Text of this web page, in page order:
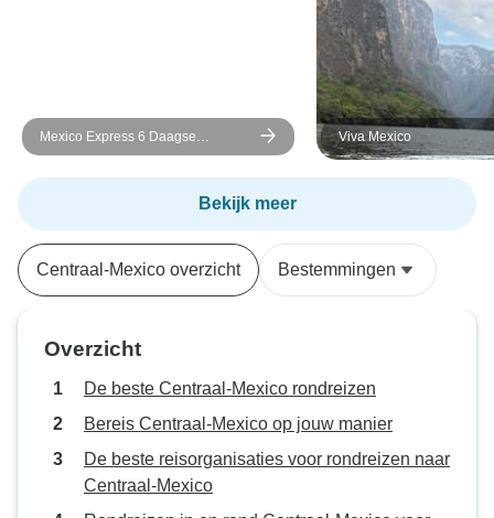
Mexico Express 6 Daagse
Rondreis: Teotihuacan, Xochimilco
&amp; Verborgen Juweeltjes
Viva Mexico
Bekijk meer
Centraal-Mexico overzicht Bestemmingen
Overzicht
De beste Centraal-Mexico rondreizen
Bereis Centraal-Mexico op jouw manier
De beste reisorganisaties voor rondreizen naar
Centraal-Mexico